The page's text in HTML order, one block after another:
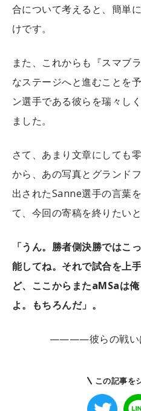
合について考えると、簡単
けです。
また、これからも『スマブ
なステージへと進むことを
ン選手である彼らを瑞々し
ました。
さて、あまり文章にしても
から、あの写真とグランド
出されたSanne選手の言葉
て、今回の寄稿を終りたいと
「うん。勝者側決勝ではこ
能してね。それで試合を上
ど、ここからまたaMSaは
よ。もちろんだ」。
————彼らの戦いは
この記事を